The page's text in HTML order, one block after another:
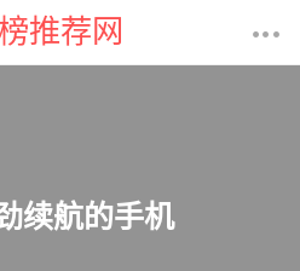
推荐网 
续航的手机